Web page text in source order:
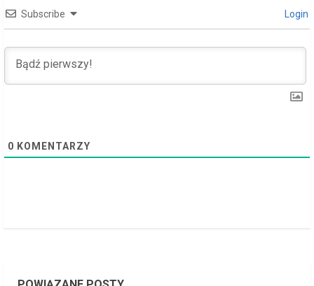
d
i
n
Subscribe Login
0 KOMENTARZY